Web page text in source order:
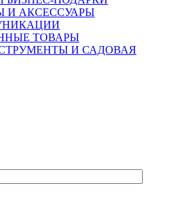
И АКСЕССУАРЫ
ТОВАРЫ
И САДОВАЯ